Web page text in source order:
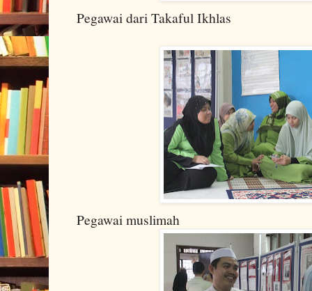
Pegawai dari Takaful Ikhlas
Pegawai muslimah